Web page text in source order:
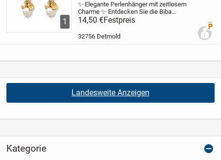
1
✨ Elegante Perlenhänger mit zeitlosem
Charme ✨ Entdecken Sie die Biba
Ohrhänger – ein Klassiker mit echten
Süßwasserperlen, der natürliche
Schönheit mit modernem Stil verbindet.
14,50 €Festpreis
32756 Detmold
Landesweite Anzeigen
Kategorie